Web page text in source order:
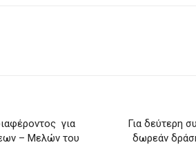
για
– Μελών του
Για δεύτερη
δωρεάν